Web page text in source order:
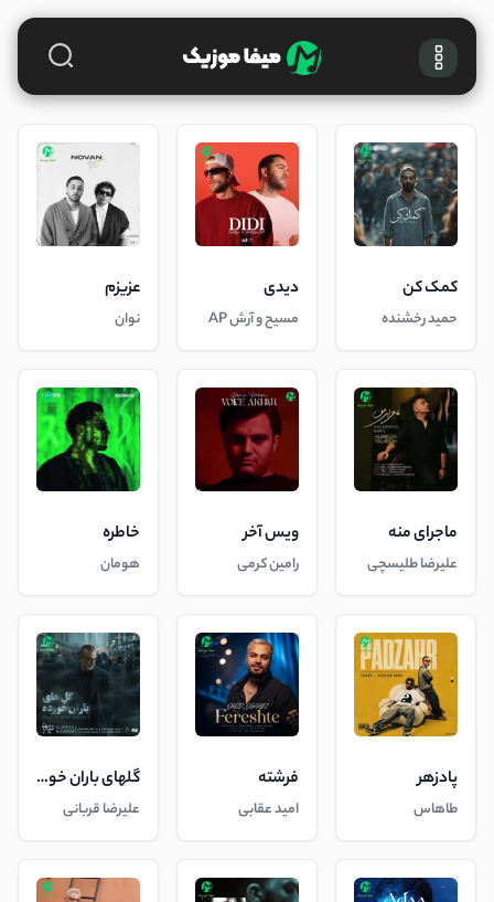
کمک کن
حمید رخشنده
دیدی
مسیح و آرش AP
عزیزم
نوان
ماجرای منه
علیرضا طلیسچی
ویس آخر
رامین کرمی
خاطره
هومان
پادزهر
طاهاس
فرشته
امید عقابی
گلهای باران خورده
علیرضا قربانی